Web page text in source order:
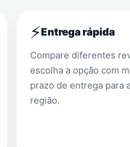
⚡Entrega rápida
Compare diferentes
escolha a opção com
prazo de entrega para
região.